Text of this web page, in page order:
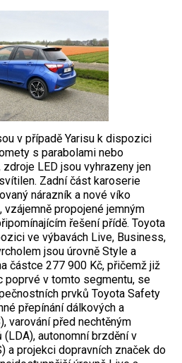
v případě Yarisu k dispozici
s parabolami nebo
LED jsou vyhrazeny jen
Zadní část karoserie
nárazník a nové víko
propojené jemným
řešení přídě. Toyota
ve výbavách Live, Business,
jsou úrovně Style a
částce 277 900 Kč, přičemž již
poprvé v tomto segmentu, se
prvků Toyota Safety
přepínání dálkových a
varování před nechtěným
autonomní brzdění v
a projekci dopravních značek do